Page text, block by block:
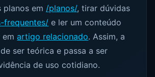
planos em /planos/, tirar dúvidas
frequentes/ e ler um conteúdo
emartigo relacionado. Assim, a
ser teórica e passa a ser
de uso cotidiano.